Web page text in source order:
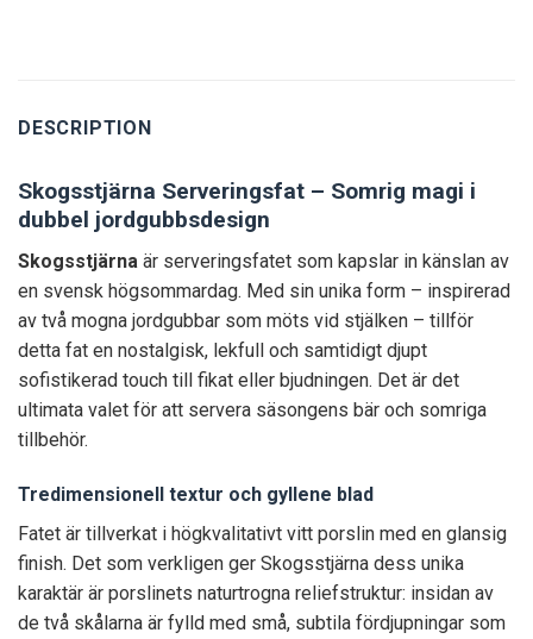
DESCRIPTION
Skogsstjärna Serveringsfat – Somrig magi i
dubbel jordgubbsdesign
Skogsstjärna är serveringsfatet som kapslar in känslan av
en svensk högsommardag. Med sin unika form – inspirerad
av två mogna jordgubbar som möts vid stjälken – tillför
detta fat en nostalgisk, lekfull och samtidigt djupt
sofistikerad touch till fikat eller bjudningen. Det är det
ultimata valet för att servera säsongens bär och somriga
tillbehör.
Tredimensionell textur och gyllene blad
Fatet är tillverkat i högkvalitativt vitt porslin med en glansig
finish. Det som verkligen ger Skogsstjärna dess unika
karaktär är porslinets naturtrogna reliefstruktur: insidan av
de två skålarna är fylld med små, subtila fördjupningar som